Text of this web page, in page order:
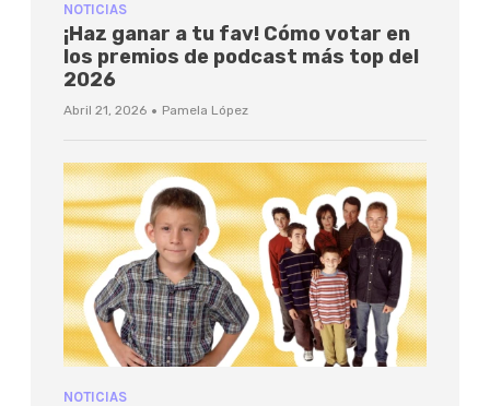
NOTICIAS
¡Haz ganar a tu fav! Cómo votar en
los premios de podcast más top del
2026
Abril 21, 2026 · Pamela López
NOTICIAS